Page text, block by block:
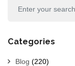
Categories
Blog (220)